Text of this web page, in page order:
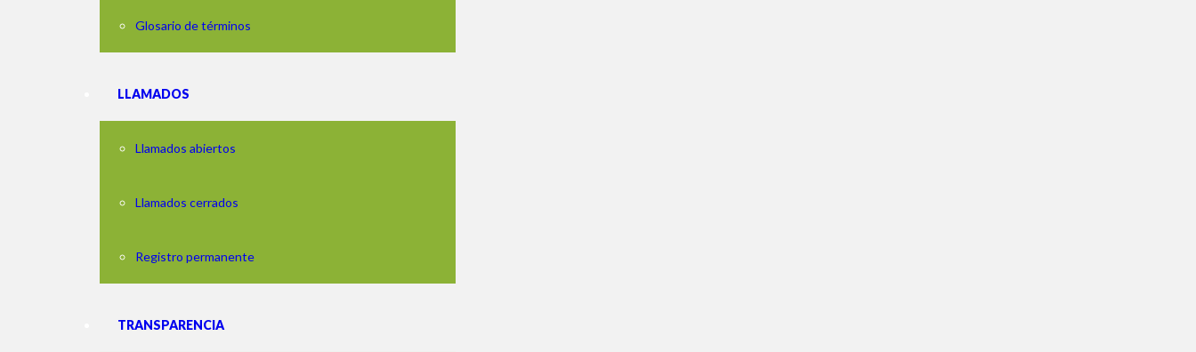
Glosario de términos
LLAMADOS
Llamados abiertos
Llamados cerrados
Registro permanente
TRANSPARENCIA